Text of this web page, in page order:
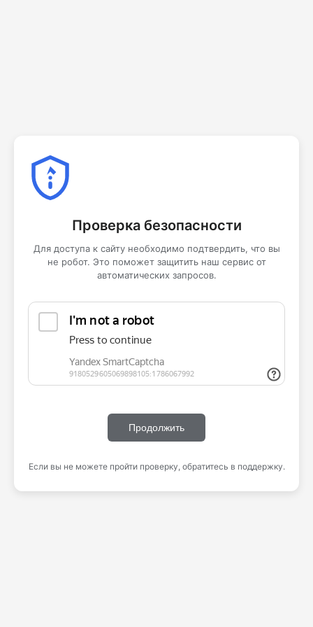
Проверка безопасности
Для доступа к сайту необходимо подтвердить, что вы
не робот. Это поможет защитить наш сервис от
автоматических запросов.
Продолжить
Если вы не можете пройти проверку, обратитесь в поддержку.